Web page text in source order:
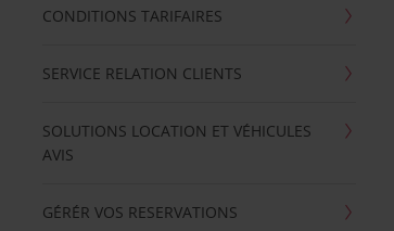
CONDITIONS TARIFAIRES
SERVICE RELATION CLIENTS
SOLUTIONS LOCATION ET VÉHICULES
AVIS
GÉRÉR VOS RESERVATIONS